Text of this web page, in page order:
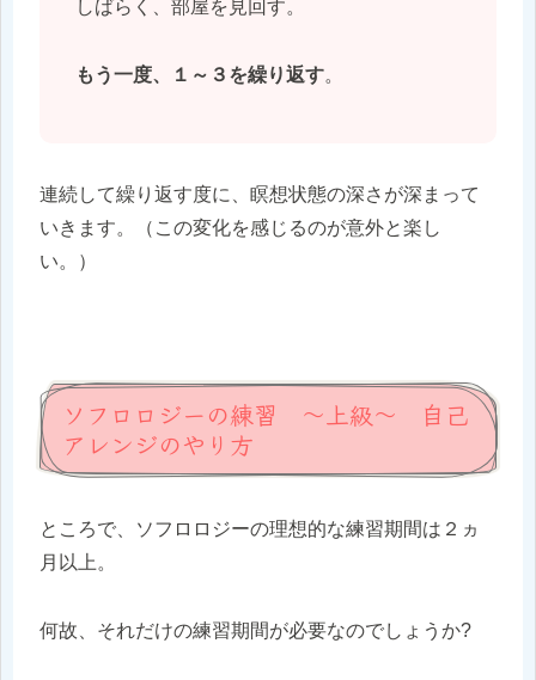
しばらく、部屋を見回す。
もう一度、１～３を繰り返す。
連続して繰り返す度に、瞑想状態の深さが深まって
いきます。（この変化を感じるのが意外と楽し
い。）
ソフロロジーの練習 ～上級～ 自己
アレンジのやり方
ところで、ソフロロジーの理想的な練習期間は２ヵ
月以上。
何故、それだけの練習期間が必要なのでしょうか?